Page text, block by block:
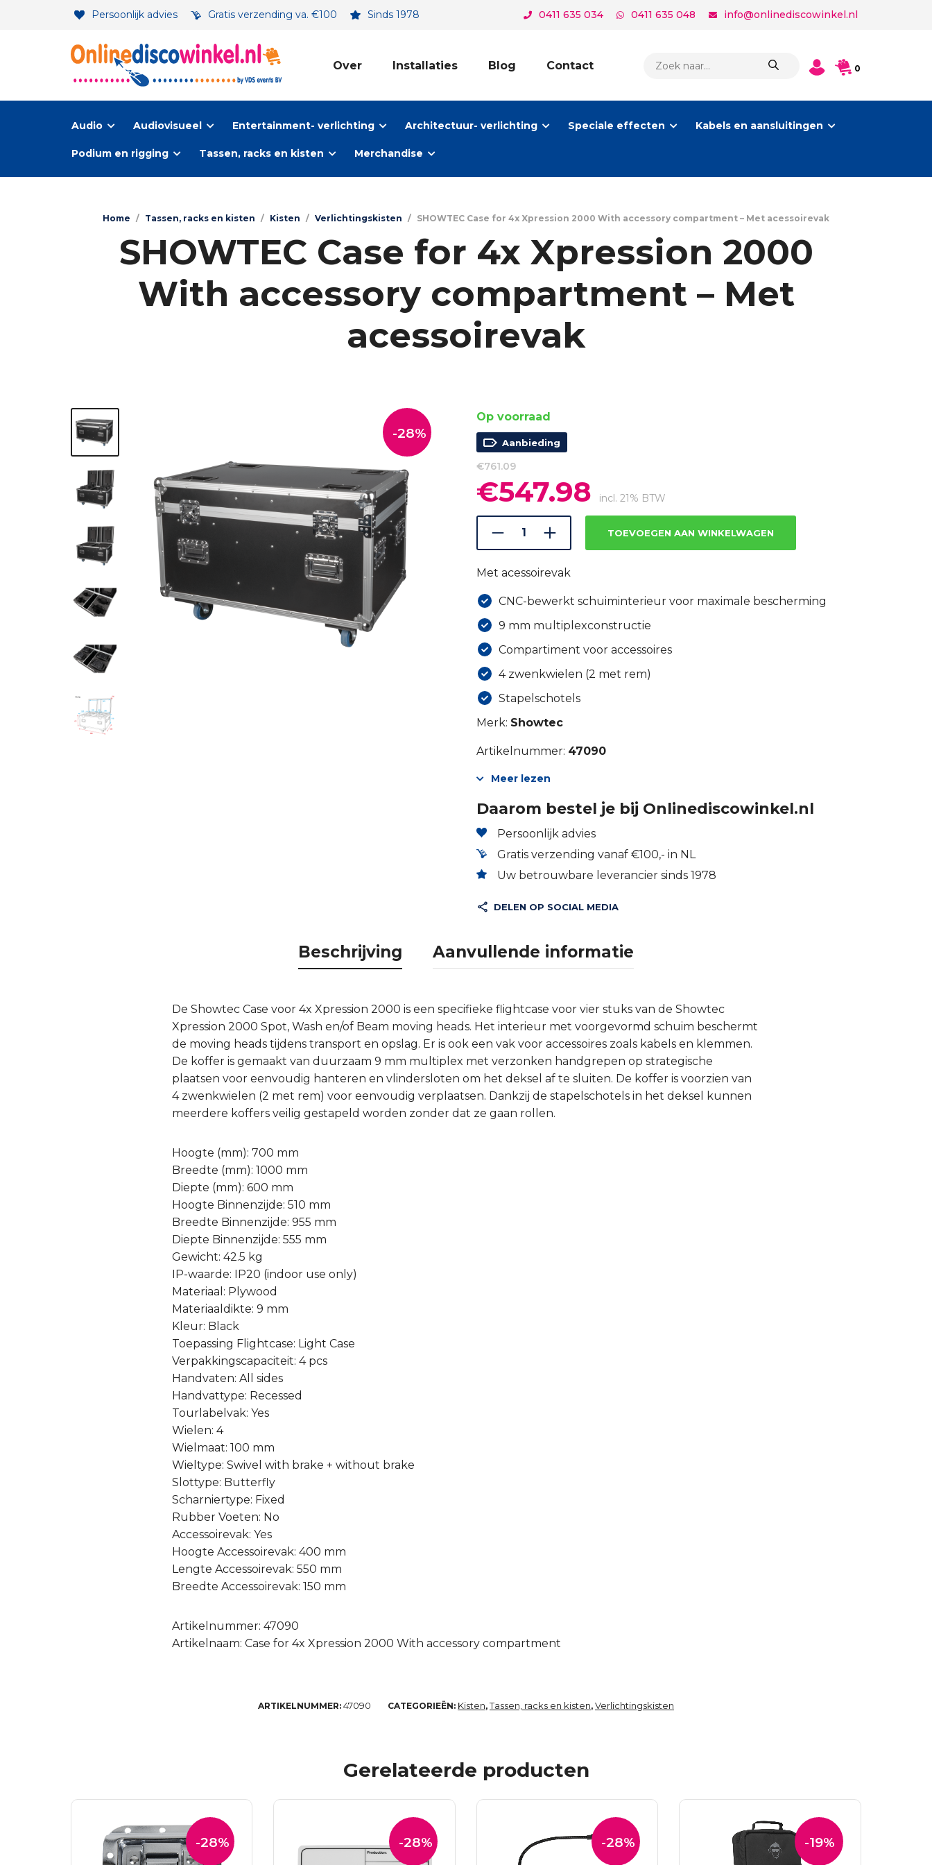
Persoonlijk advies Gratis verzending va. €100 Sinds 1978 0411 635 034 0411 635 048 info@onlinediscowinkel.nl
Over Installaties Blog Contact
ZOEKEN
0
Audio Audiovisueel Entertainment- verlichting Architectuur- verlichting Speciale effecten Kabels en aansluitingen
Podium en rigging Tassen, racks en kisten Merchandise
Home / Tassen, racks en kisten / Kisten / Verlichtingskisten / SHOWTEC Case for 4x Xpression 2000 With accessory compartment – Met acessoirevak
SHOWTEC Case for 4x Xpression 2000
With accessory compartment – Met
acessoirevak
-28%
Op voorraad
Aanbieding
€761.09
Oorspronkelijke
prijs
was:
€761.09.
€547.98 prijs
is:
€547.98.
incl. 21% BTW
TOEVOEGEN AAN WINKELWAGEN
Met acessoirevak
CNC-bewerkt schuiminterieur voor maximale bescherming
9 mm multiplexconstructie
Compartiment voor accessoires
4 zwenkwielen (2 met rem)
Stapelschotels
Merk: Showtec
Artikelnummer: 47090
Meer lezen
Daarom bestel je bij Onlinediscowinkel.nl
Persoonlijk advies
Gratis verzending vanaf €100,- in NL
Uw betrouwbare leverancier sinds 1978
DELEN OP SOCIAL MEDIA
Beschrijving Aanvullende informatie
De Showtec Case voor 4x Xpression 2000 is een specifieke flightcase voor vier stuks van de Showtec
Xpression 2000 Spot, Wash en/of Beam moving heads. Het interieur met voorgevormd schuim beschermt
de moving heads tijdens transport en opslag. Er is ook een vak voor accessoires zoals kabels en klemmen.
De koffer is gemaakt van duurzaam 9 mm multiplex met verzonken handgrepen op strategische
plaatsen voor eenvoudig hanteren en vlindersloten om het deksel af te sluiten. De koffer is voorzien van
4 zwenkwielen (2 met rem) voor eenvoudig verplaatsen. Dankzij de stapelschotels in het deksel kunnen
meerdere koffers veilig gestapeld worden zonder dat ze gaan rollen.
Hoogte (mm): 700 mm
Breedte (mm): 1000 mm
Diepte (mm): 600 mm
Hoogte Binnenzijde: 510 mm
Breedte Binnenzijde: 955 mm
Diepte Binnenzijde: 555 mm
Gewicht: 42.5 kg
IP-waarde: IP20 (indoor use only)
Materiaal: Plywood
Materiaaldikte: 9 mm
Kleur: Black
Toepassing Flightcase: Light Case
Verpakkingscapaciteit: 4 pcs
Handvaten: All sides
Handvattype: Recessed
Tourlabelvak: Yes
Wielen: 4
Wielmaat: 100 mm
Wieltype: Swivel with brake + without brake
Slottype: Butterfly
Scharniertype: Fixed
Rubber Voeten: No
Accessoirevak: Yes
Hoogte Accessoirevak: 400 mm
Lengte Accessoirevak: 550 mm
Breedte Accessoirevak: 150 mm
Artikelnummer: 47090
Artikelnaam: Case for 4x Xpression 2000 With accessory compartment
ARTIKELNUMMER: 47090 CATEGORIEËN: Kisten,Tassen, racks en kisten, Verlichtingskisten
Gerelateerde producten
-28% -28% -28% -19%